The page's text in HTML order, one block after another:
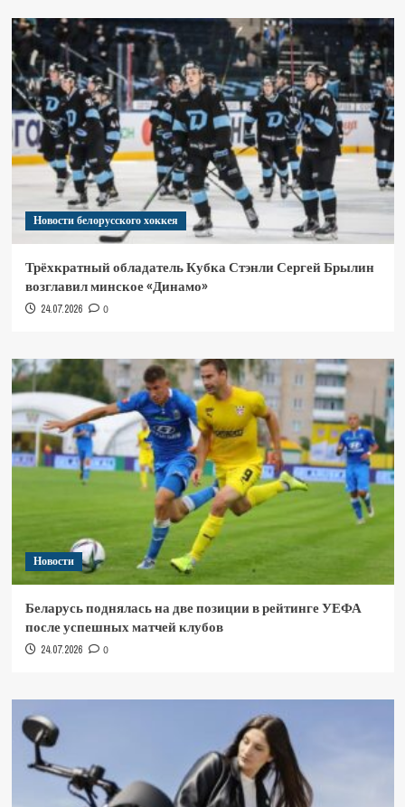
Новости белорусского хоккея
Трёхкратный обладатель Кубка Стэнли Сергей Брылин
возглавил минское «Динамо»
24.07.2026 0
Новости
Беларусь поднялась на две позиции в рейтинге УЕФА
после успешных матчей клубов
24.07.2026 0